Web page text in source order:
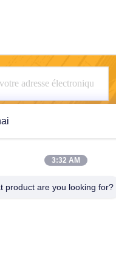
Technology Co. Ltd
3:32 AM
product are you looking for?